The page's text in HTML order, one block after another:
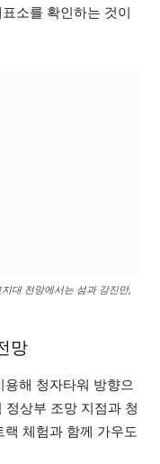
소를 확인하는 것이
대 전망에서는 섬과 강진만,
망
해 청자타워 방향으
상부 조망 지점과 청
체험과 함께 가우도